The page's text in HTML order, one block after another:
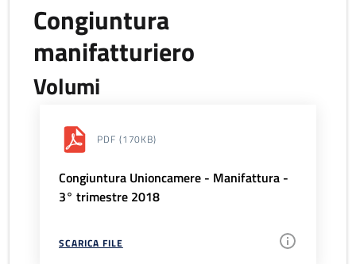
Congiuntura
manifatturiero
Volumi
PDF (170KB)
Congiuntura Unioncamere - Manifattura -
3° trimestre 2018
SCARICA FILE